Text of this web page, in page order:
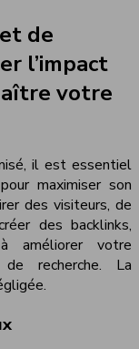
de
l’impact
votre
il est essentiel
maximiser son
des visiteurs, de
des backlinks,
améliorer votre
recherche. La